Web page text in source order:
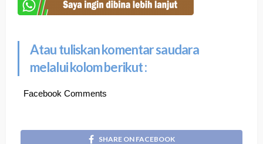
Atau tuliskan komentar saudara
melalui kolom berikut :
Facebook Comments
SHARE ON FACEBOOK